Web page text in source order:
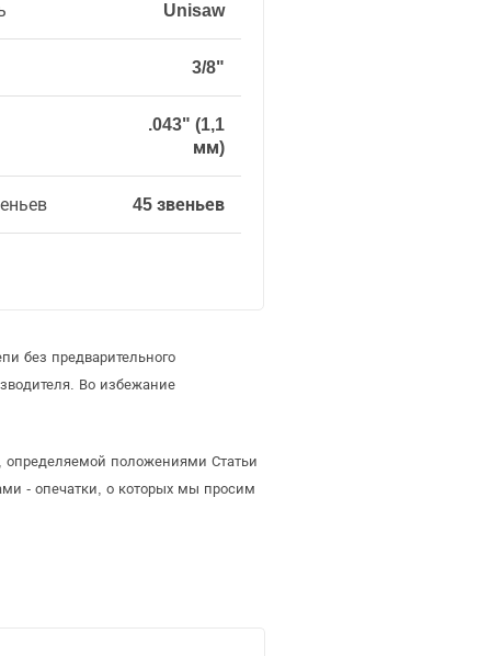
Unisaw
3/8"
.043" (1,1
мм)
45 звеньев
без предварительного
Во избежание
определяемой положениями Статьи
- опечатки, о которых мы просим